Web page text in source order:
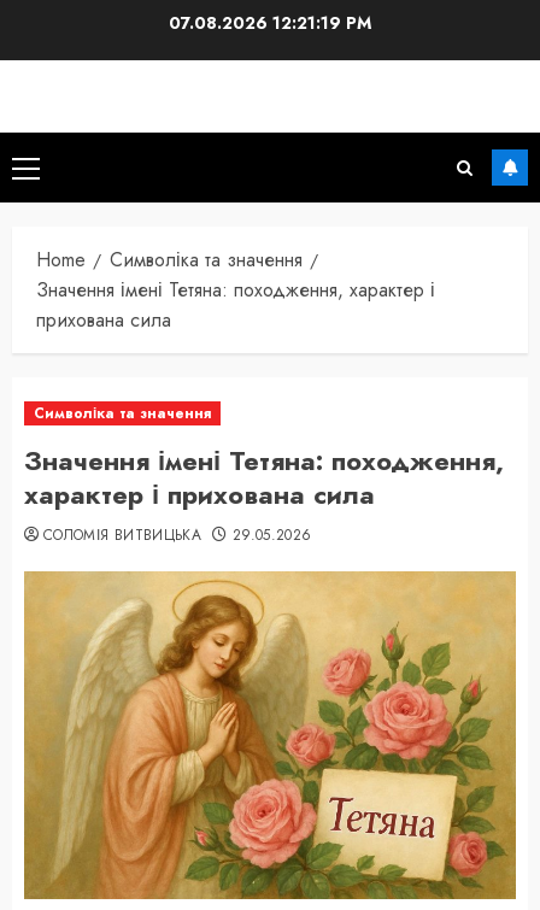
07.08.2026 12:21:20 PM
Primary
Menu
Home
Символіка та значення
Значення імені Тетяна: походження, характер і
прихована сила
Символіка та значення
Значення імені Тетяна: походження,
характер і прихована сила
СОЛОМІЯ ВИТВИЦЬКА 29.05.2026